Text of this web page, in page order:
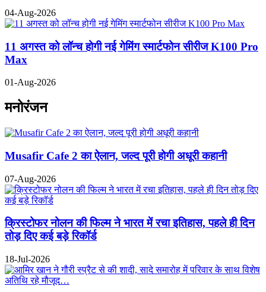
04-Aug-2026
11 अगस्त को लॉन्च होगी नई गेमिंग स्मार्टफोन सीरीज K100 Pro
Max
01-Aug-2026
मनोरंजन
Musafir Cafe 2 का ऐलान, जल्द पूरी होगी अधूरी कहानी
07-Aug-2026
क्रिस्टोफर नोलन की फिल्म ने भारत में रचा इतिहास, पहले ही दिन
तोड़ दिए कई बड़े रिकॉर्ड
18-Jul-2026